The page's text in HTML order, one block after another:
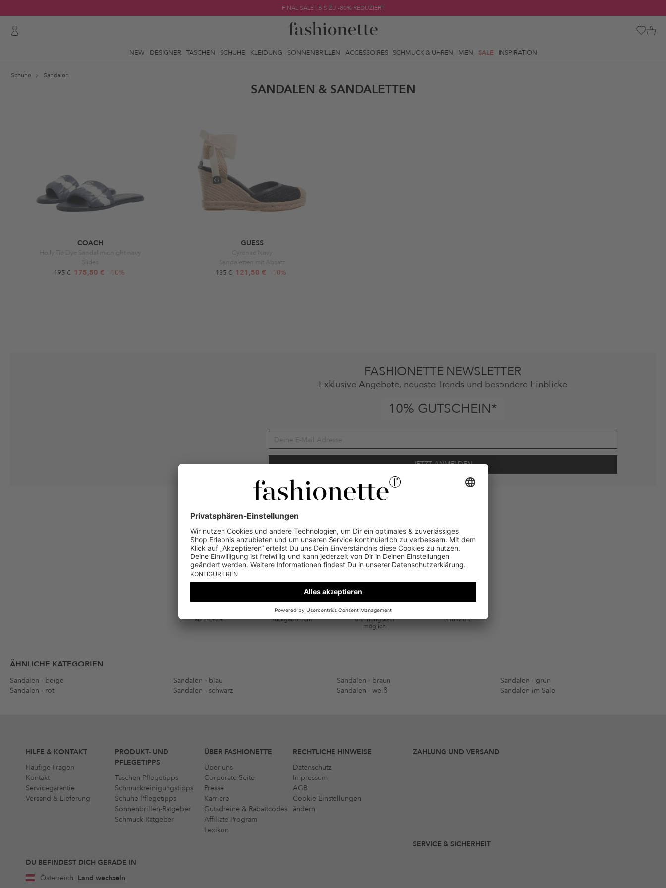
FINAL SALE | BIS ZU -80% REDUZIERT
NEW DESIGNER TASCHEN SCHUHE KLEIDUNG SONNENBRILLEN ACCESSOIRES SCHMUCK & UHREN MEN SALE INSPIRATION
Schuhe Sandalen
SANDALEN & SANDALETTEN
COACH
Holly Tie Dye Sandal midnight navy
Slides
195 € 175,50 € -10%
GUESS
Cyrenae Navy
Sandaletten mit Absatz
135 € 121,50 € -10%
FASHIONETTE NEWSLETTER
Exklusive Angebote, neueste Trends und besondere Einblicke
10% GUTSCHEIN*
Ich stimme zu, dass die The Platform Group AG meine persönlichen Daten gemäß denDatenschutzbestimmungen
per E-Mail an mich senden darf. Diese Emails können an von mir erworbenen oder angesehene Artikel angepasst sein. Ich kann diese Einwilligung jederzeit mit Wirkung für die Zukunft widerrufen.
*Gutschein ab Anmeldung 60 Tage einmalig anwendbar. Nicht gültig auf die Kategorie Kleidung und Pre-Loved Artikel. Einzelne Marken und Artikel können ausgeschlossen sein. Es gelten die in den AGB §9 festgelegten
SERVICE & SICHERHEIT
ab 24,95 €
Bis zu 30 Tage
Rückgaberecht
Raten- und
Rechnungskauf
möglich
zertifiziert
ÄHNLICHE KATEGORIEN
Sandalen - beige Sandalen - blau Sandalen - braun
Sandalen - grün
Sandalen - rot
Sandalen - schwarz Sandalen - weiß Sandalen im Sale
HILFE & KONTAKT
Häufige Fragen
Kontakt
Servicegarantie
Versand & Lieferung
PRODUKT- UND
PFLEGETIPPS
Taschen Pflegetipps
Schmuckreinigungstipps
Schuhe Pflegetipps
Sonnenbrillen-Ratgeber
Schmuck-Ratgeber
ÜBER FASHIONETTE
Über uns
Corporate-Seite
Presse
Karriere
Gutscheine & Rabattcodes
Affiliate Program
Lexikon
RECHTLICHE HINWEISE
Datenschutz
Impressum
AGB
Cookie Einstellungen
ändern
DU BEFINDEST DICH GERADE IN
Österreich Land wechseln
ZAHLUNG UND VERSAND
SERVICE & SICHERHEIT